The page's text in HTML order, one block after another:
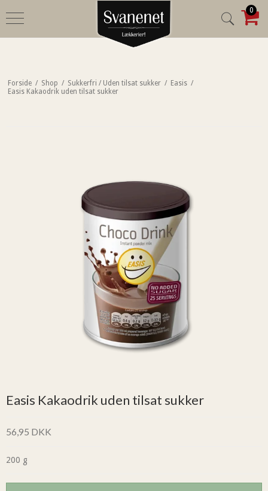
0
Forside / Shop / Sukkerfri / Uden tilsat sukker / Easis /
Easis Kakaodrik uden tilsat sukker
Easis Kakaodrik uden tilsat sukker
56,95 DKK
200 g